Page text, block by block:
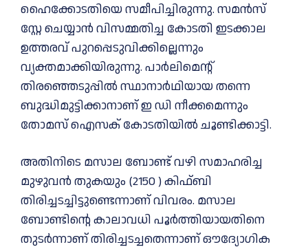
ഹൈക്കോടതിയെ സമീപിച്ചിരുന്നു. സമന്‍സ്
സ്റ്റേ ചെയ്യാന്‍ വിസമ്മതിച്ച കോടതി ഇടക്കാല
ഉത്തരവ് പുറപ്പെടുവിക്കില്ലെന്നും
വ്യക്തമാക്കിയിരുന്നു. പാര്‍ലിമെന്റ്
തിരഞ്ഞെടുപ്പില്‍ സ്ഥാനാര്‍ഥിയായ തന്നെ
ബുദ്ധിമുട്ടിക്കാനാണ് ഇ ഡി നീക്കമെന്നും
തോമസ് ഐസക് കോടതിയില്‍ ചൂണ്ടിക്കാട്ടി.
അതിനിടെ മസാല ബോണ്ട് വഴി സമാഹരിച്ച
മുഴുവന്‍ തുകയും (2150 ) കിഫ്ബി
തിരിച്ചടച്ചിട്ടുണ്ടെന്നാണ് വിവരം. മസാല
ബോണ്ടിന്റെ കാലാവധി പൂര്‍ത്തിയായതിനെ
തുടര്‍ന്നാണ് തിരിച്ചടച്ചതെന്നാണ് ഔദ്യോഗിക